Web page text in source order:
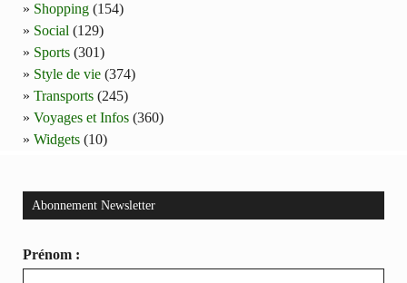
Shopping (154)
Social (129)
Sports (301)
Style de vie (374)
Transports (245)
Voyages et Infos (360)
Widgets (10)
Abonnement Newsletter
Prénom :